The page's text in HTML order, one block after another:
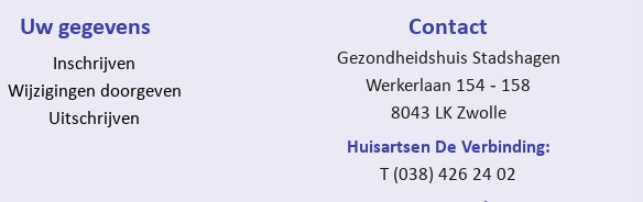
Uw gegevens
Inschrijven
Wijzigingen doorgeven
Uitschrijven
Contact
Gezondheidshuis Stadshagen
Werkerlaan 154 ‐ 158
8043 LK Zwolle
Huisartsen De Verbinding:
T (038) 426 24 02